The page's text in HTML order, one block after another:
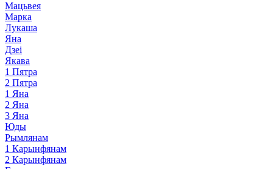
Мацьвея
Марка
Лукаша
Яна
Дзеі
Якава
1 Пятра
2 Пятра
1 Яна
2 Яна
3 Яна
Юды
Рымлянам
1 Карынфянам
2 Карынфянам